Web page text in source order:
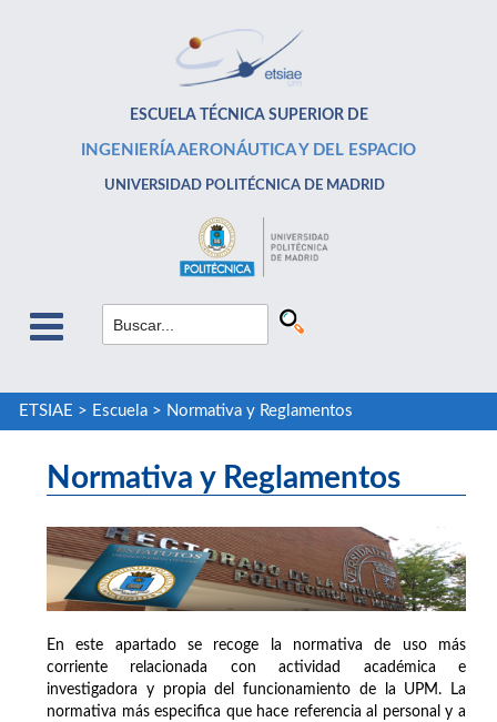
ESCUELA TÉCNICA SUPERIOR DE
INGENIERÍA AERONÁUTICA Y DEL ESPACIO
UNIVERSIDAD POLITÉCNICA DE MADRID
ETSIAE > Escuela> Normativa y Reglamentos
Normativa y Reglamentos
En este apartado se recoge la normativa de uso más
corriente relacionada con actividad académica e
investigadora y propia del funcionamiento de la UPM. La
normativa más especifica que hace referencia al personal y a